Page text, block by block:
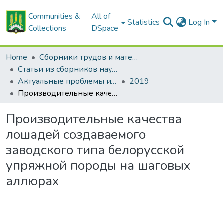
Communities &
Collections
All of
DSpace
Statistics Log In
Home
Сборники трудов и материалов конференций
Статьи из сборников научных трудов
Актуальные проблемы интенсивного развития животноводства: сб. науч. тр.
2019
Производительные качества лошадей создаваемого заводского типа белорусской упряжной породы на шаговых аллюрах
Производительные качества
лошадей создаваемого
заводского типа белорусской
упряжной породы на шаговых
аллюрах